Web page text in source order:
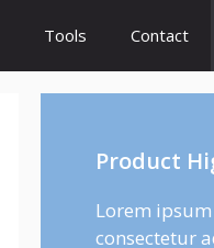
Tools Contact
Product
Lorem
consectetur